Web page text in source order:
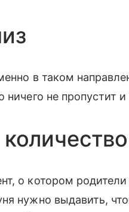
в таком
ничего не пропустит
о котором
нужно выдавить,